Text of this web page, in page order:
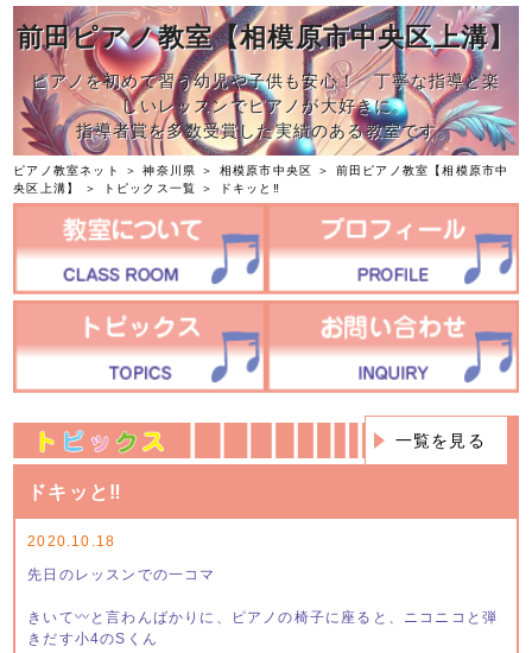
前田ピアノ教室【相模原市中央区上溝】
ピアノを初めて習う幼児や子供も安心！ 丁寧な指導と楽
しいレッスンでピアノが大好きに。
指導者賞を多数受賞した実績のある教室です。
ピアノ教室ネット ＞神奈川県 ＞ 相模原市中央区 ＞ 前田ピアノ教室【相模原市中
央区上溝】
＞ トピックス一覧 ＞ ドキッと‼️
一覧を見る
ドキッと‼️
2020.10.18
先日のレッスンでの一コマ
きいて〰︎と言わんばかりに、ピアノの椅子に座ると、ニコニコと弾
きだす小4のSくん